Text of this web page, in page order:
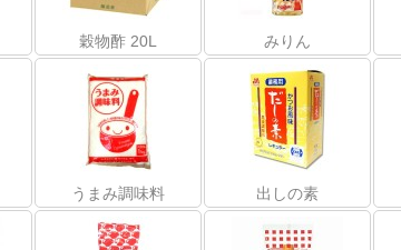
穀物酢 20L みりん
うまみ調味料 出しの素